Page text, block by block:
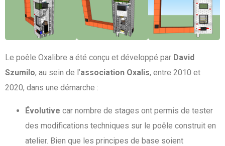
Le poêle Oxalibre a été conçu et développé par David
Szumilo, au sein de l’association Oxalis, entre 2010 et
2020, dans une démarche :
Évolutive car nombre de stages ont permis de tester
des modifications techniques sur le poêle construit en
atelier. Bien que les principes de base soient